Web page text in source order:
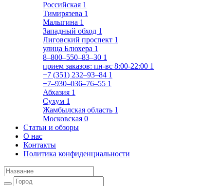
Российская 1
Тимирязева 1
Малыгина 1
Западный обход 1
Лиговский проспект 1
улица Блюхера 1
8‒800‒550‒83‒30 1
прием заказов: пн-вс 8:00-22:00 1
+7 (351) 232‒93‒84 1
+7‒930‒036‒76‒55 1
Абхазия 1
Сухум 1
Жамбылская область 1
Московская 0
Статьи и обзоры
О нас
Контакты
Политика конфиденциальности